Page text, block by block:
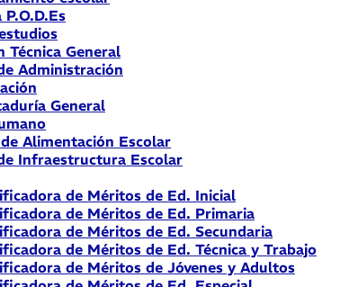
Técnica General
Administración
General
Alimentación Escolar
Infraestructura Escolar
de Méritos de Ed. Inicial
de Méritos de Ed. Primaria
de Méritos de Ed. Secundaria
de Méritos de Ed. Técnica y Trabajo
de Méritos de Jóvenes y Adultos